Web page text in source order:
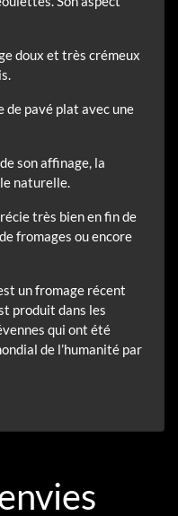
doux et très crémeux
de pavé plat avec une
son affinage, la
naturelle.
très bien en fin de
fromages ou encore
un fromage récent
produit dans les
qui ont été
de l’humanité par